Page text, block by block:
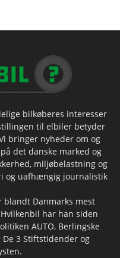
bilkøberes interesser
til elbiler betyder
bringer nyheder om og
det danske marked og
miljøbelastning og
og uafhængig journalistik
blandt Danmarks mest
har han siden
AUTO, Berlingske
3 Stiftstidender og